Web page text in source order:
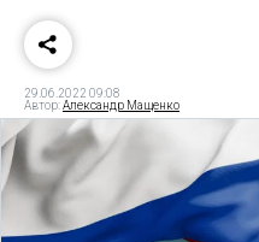
29.06.2022 09:08
Автор:Александр Мащенко